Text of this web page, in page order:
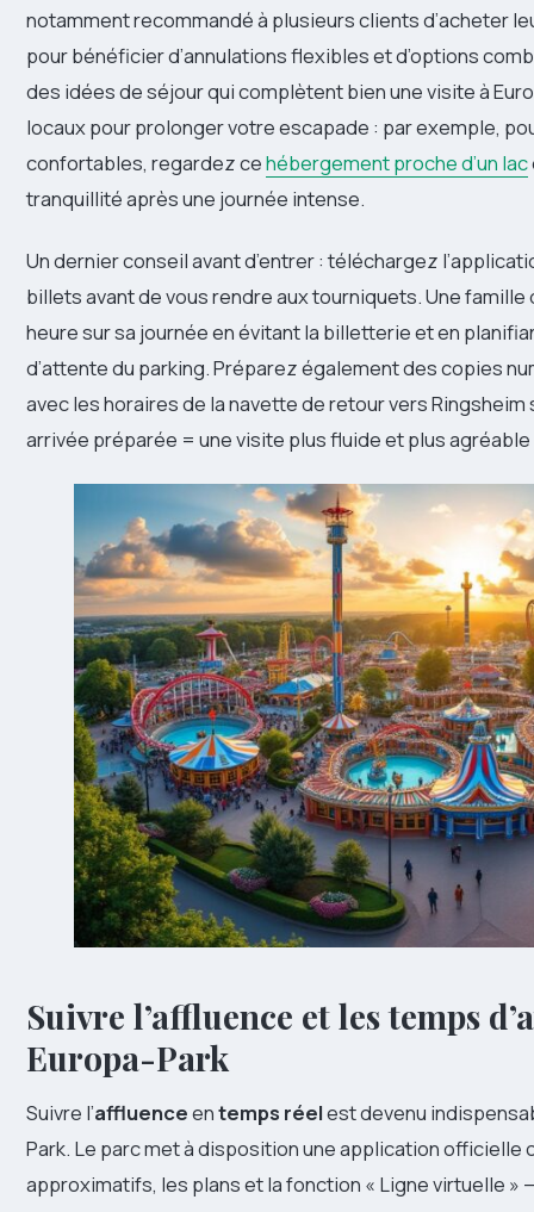
notamment recommandé à plusieurs clients d’acheter
pour bénéficier d’annulations flexibles et d’options
des idées de séjour qui complètent bien une visite à
locaux pour prolonger votre escapade : par exemple,
confortables, regardez cehébergement proche d’un lac
tranquillité après une journée intense.
Un dernier conseil avant d’entrer : téléchargez
billets avant de vous rendre aux tourniquets. Une famille
heure sur sa journée en évitant la billetterie et en
d’attente du parking. Préparez également des copies
avec les horaires de la navette de retour vers Ringsheim
arrivée préparée = une visite plus fluide et plus
Suivre l’affluence et les temps
Europa-Park
Suivre l’affluenceentemps réelest devenu
Park. Le parc met à disposition une application officielle
approximatifs, les plans et la fonction « Ligne virtuelle